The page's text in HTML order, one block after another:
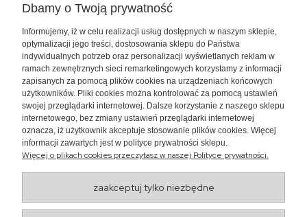
+48 730 447 156
bok@akwarium24.pl
Dbamy o Twoją prywatność
Informujemy, iż w celu realizacji usług dostępnych w naszym sklepie,
optymalizacji jego treści, dostosowania sklepu do Państwa
indywidualnych potrzeb oraz personalizacji wyświetlanych reklam w
ramach zewnętrznych sieci remarketingowych korzystamy z informacji
zapisanych za pomocą plików cookies na urządzeniach końcowych
użytkowników. Pliki cookies można kontrolować za pomocą ustawień
swojej przeglądarki internetowej. Dalsze korzystanie z naszego sklepu
internetowego, bez zmiany ustawień przeglądarki internetowej
oznacza, iż użytkownik akceptuje stosowanie plików cookies. Więcej
informacji zawartych jest w polityce prywatności sklepu.
Więcej o plikach cookies przeczytasz w naszej Polityce prywatności.
zaakceptuj tylko niezbędne